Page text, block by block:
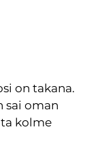
on takana.
sai oman
kolme